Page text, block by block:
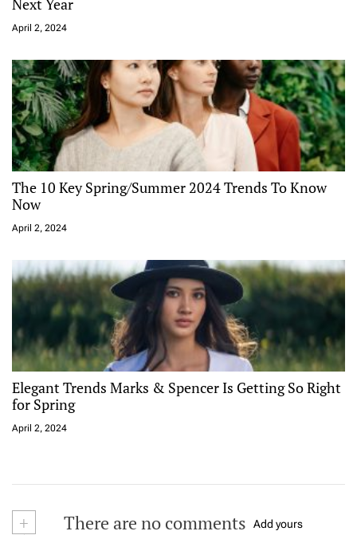
April 2, 2024
The 10 Key Spring/Summer 2024 Trends To Know
Now
April 2, 2024
Elegant Trends Marks & Spencer Is Getting So Right
for Spring
April 2, 2024
+ There are no comments Add yours